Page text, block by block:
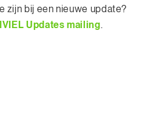
zijn bij een nieuwe update?
Updates mailing.